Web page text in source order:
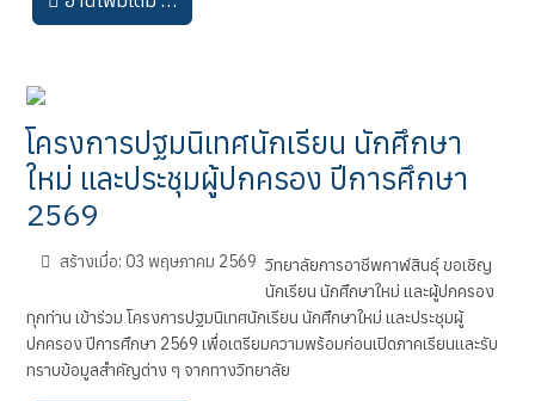
โครงการปฐมนิเทศนักเรียน นักศึกษา
ใหม่ และประชุมผู้ปกครอง ปีการศึกษา
2569
สร้างเมื่อ: 03 พฤษภาคม 2569 วิทยาลัยการอาชีพกาฬสินธุ์ ขอเชิญ
นักเรียน นักศึกษาใหม่ และผู้ปกครอง
ทุกท่าน เข้าร่วม โครงการปฐมนิเทศนักเรียน นักศึกษาใหม่ และประชุมผู้
ปกครอง ปีการศึกษา 2569 เพื่อเตรียมความพร้อมก่อนเปิดภาคเรียนและรับ
ทราบข้อมูลสำคัญต่าง ๆ จากทางวิทยาลัย